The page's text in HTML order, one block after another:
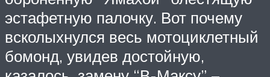
эстафетную палочку. Вот почему
всколыхнулся весь мотоциклетный
бомонд, увидев достойную,